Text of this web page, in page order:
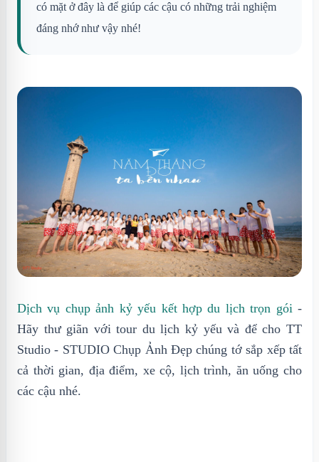
có mặt ở đây là để giúp các cậu có những trải nghiệm
đáng nhớ như vậy nhé!
Dịch vụ chụp ảnh kỷ yếu kết hợp du lịch trọn gói -
Hãy thư giãn với tour du lịch kỷ yếu và để cho TT
Studio - STUDIO Chụp Ảnh Đẹp chúng tớ sắp xếp tất
cả thời gian, địa điểm, xe cộ, lịch trình, ăn uống cho
các cậu nhé.